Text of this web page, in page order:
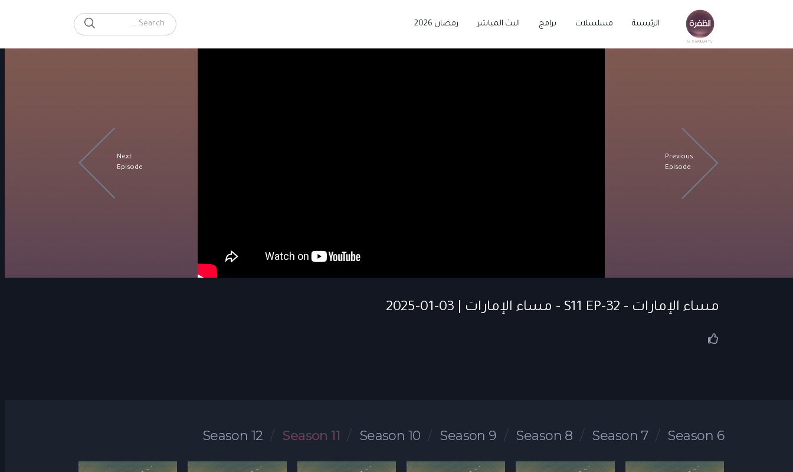
الرئيسية مسلسلات برامج البث المباشر رمضان 2026
Search for:
SEARCH
Previous
Episode
Next
Episode
مساء الإمارات - S11 EP-32 - مساء الإمارات | 03-01-2025
Season 6
Season 7
Season 8
Season 9
Season 10
Season 11
Season 12